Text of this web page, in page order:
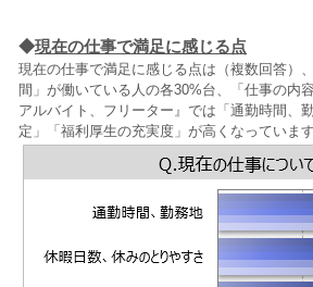
◆現在の仕事で満足に感じる点
現在の仕事で満足に感じる点は（複数回答）
間」が働いている人の各30%台、「仕事の内
アルバイト、フリーター』では「通勤時間、
定」「福利厚生の充実度」が高くなっています